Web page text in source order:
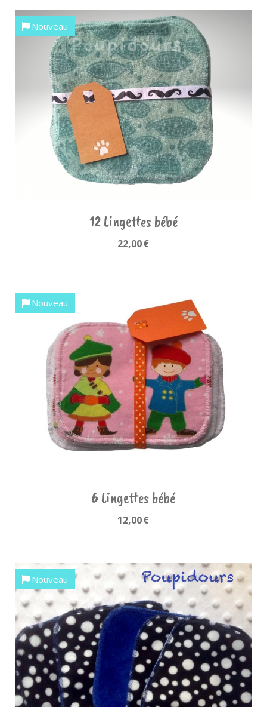
Nouveau
12 Lingettes bébé
22,00€
Nouveau
6 Lingettes bébé
12,00€
Nouveau